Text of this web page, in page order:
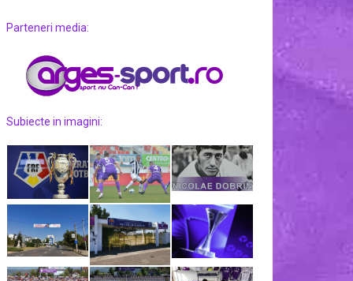
Parteneri media:
Subiecte in imagini: